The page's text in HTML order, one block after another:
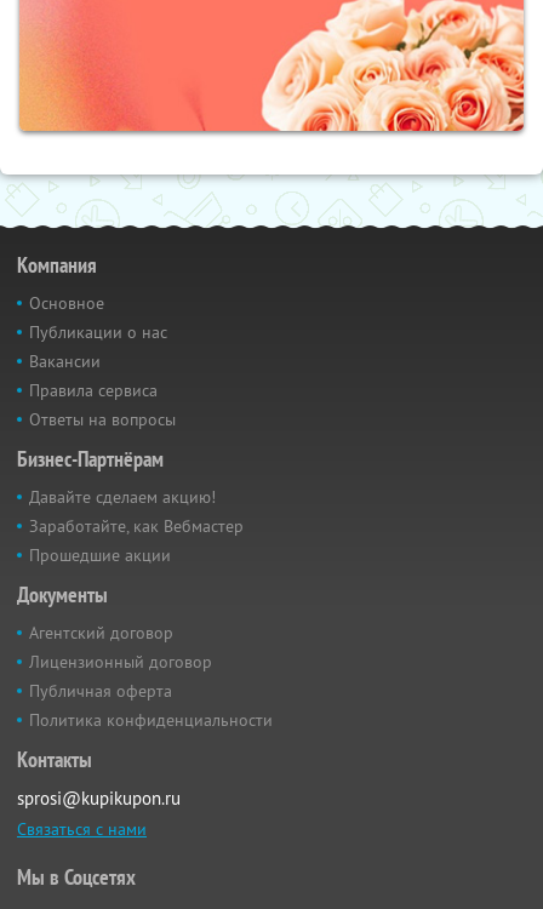
Компания
Основное
Публикации о нас
Вакансии
Правила сервиса
Ответы на вопросы
Бизнес-Партнёрам
Давайте сделаем акцию!
Заработайте, как Вебмастер
Прошедшие акции
Документы
Агентский договор
Лицензионный договор
Публичная оферта
Политика конфиденциальности
Контакты
sprosi@kupikupon.ru
Связаться с нами
Мы в Соцсетях